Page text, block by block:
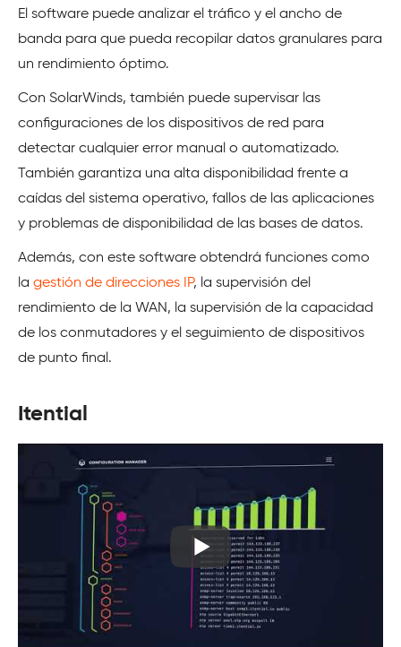
El software puede analizar el tráfico y el ancho de
banda para que pueda recopilar datos granulares para
un rendimiento óptimo.
Con SolarWinds, también puede supervisar las
configuraciones de los dispositivos de red para
detectar cualquier error manual o automatizado.
También garantiza una alta disponibilidad frente a
caídas del sistema operativo, fallos de las aplicaciones
y problemas de disponibilidad de las bases de datos.
Además, con este software obtendrá funciones como
la gestión de direcciones IP, la supervisión del
rendimiento de la WAN, la supervisión de la capacidad
de los conmutadores y el seguimiento de dispositivos
de punto final.
Itential